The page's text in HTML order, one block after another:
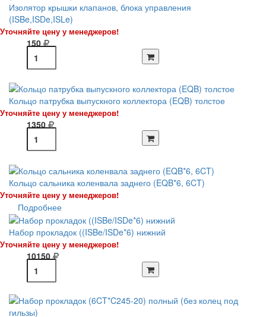
Изолятор крышки клапанов, блока управления
(ISBe,ISDe,ISLe)
Уточняйте цену у менеджеров!
150
Кольцо патрубка выпускного коллектора (EQB) толстое
Уточняйте цену у менеджеров!
1350
Кольцо сальника коленвала заднего (EQB*6, 6CT)
Уточняйте цену у менеджеров!
Подробнее
Набор прокладок ((ISBe/ISDe*6) нижний
Уточняйте цену у менеджеров!
10150